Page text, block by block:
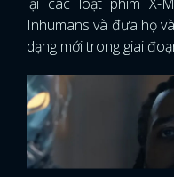
Inhumans và đưa họ
dạng mới trong giai